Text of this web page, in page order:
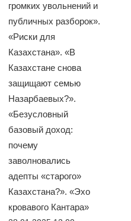
громких увольнений и
публичных разборок».
«Риски для
Казахстана». «В
Казахстане снова
защищают семью
Назарбаевых?».
«Безусловный
базовый доход:
почему
заволновались
адепты «старого»
Казахстана?». «Эхо
кровавого Кантара»